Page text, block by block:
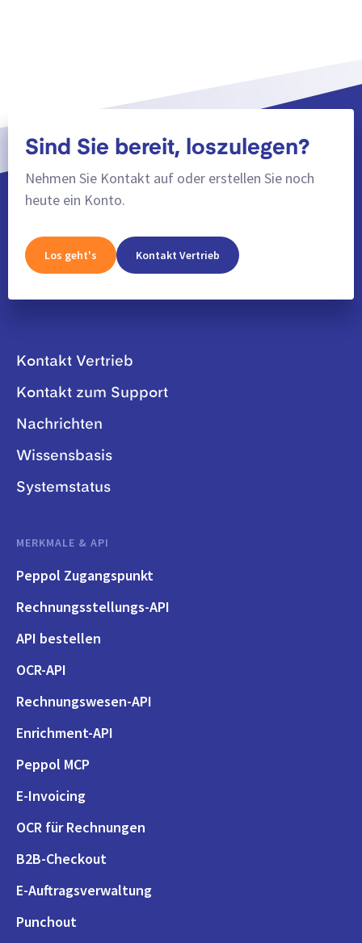
Sind Sie bereit, loszulegen?
Nehmen Sie Kontakt auf oder erstellen Sie noch
heute ein Konto.
Los geht's Kontakt Vertrieb
Kontakt Vertrieb
Kontakt zum Support
Nachrichten
Wissensbasis
Systemstatus
MERKMALE & API
Peppol Zugangspunkt
Rechnungsstellungs-API
API bestellen
OCR-API
Rechnungswesen-API
Enrichment-API
Peppol MCP
E-Invoicing
OCR für Rechnungen
B2B-Checkout
E-Auftragsverwaltung
Punchout